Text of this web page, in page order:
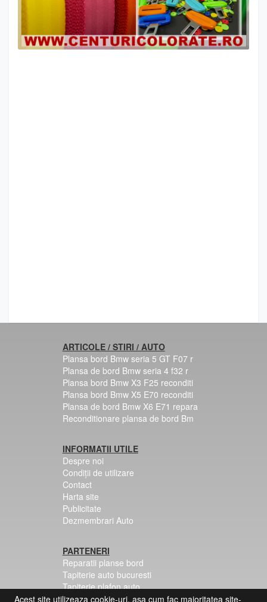
ARTICOLE / STIRI / AUTO
Plansa bord Bmw seria 5 GT F07 r
Plansa de bord Bmw seria 4 f32 r
Plansa bord Bmw X3 F25 reconditi
Plansa bord Bmw X5 E70 reconditi
Plansa de bord Bmw X6 E71 repara
Reconditionare plansa de bord Bm
INFORMATII UTILE
Despre noi
Condiții de utilizare
Contact
Harta site
Publicitate
Dezmembrari Auto
PARTENERI
Reparatii planse bord
Tapiterie auto bucuresti
Tapiterie plafon auto
Centuri siguranta colorate
Acest site utilizeaza cookie-uri, asa cum fac majoritatea site-